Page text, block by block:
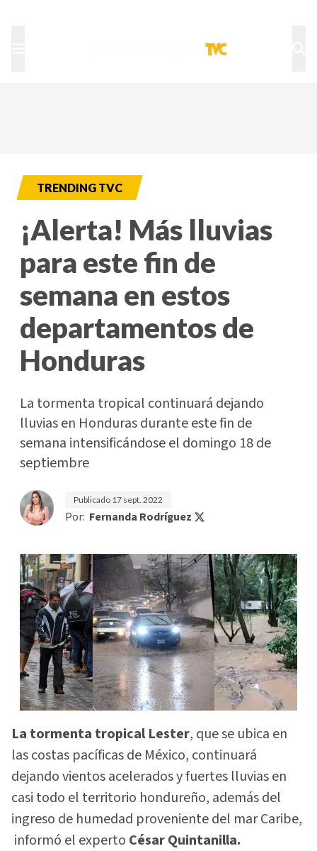
TRENDING TVC
¡Alerta! Más lluvias
para este fin de
semana en estos
departamentos de
Honduras
La tormenta tropical continuará dejando
lluvias en Honduras durante este fin de
semana intensificándose el domingo 18 de
septiembre
Publicado 17 sept. 2022
Por: Fernanda Rodríguez
La tormenta tropical Lester, que se ubica en
las costas pacíficas de México, continuará
dejando vientos acelerados y fuertes lluvias en
casi todo el territorio hondureño, además del
ingreso de humedad proveniente del mar Caribe,
informó el experto César Quintanilla.